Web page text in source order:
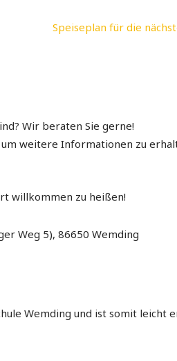
Speiseplan für die
Wir beraten Sie gerne!
weitere Informationen zu
willkommen zu heißen!
Weg 5), 86650 Wemding
Wemding und ist somit leicht